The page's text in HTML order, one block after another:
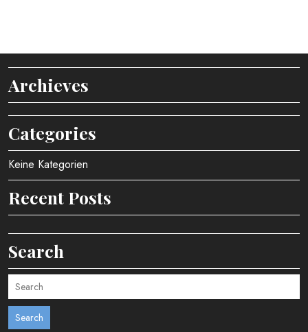
Archieves
Categories
Keine Kategorien
Recent Posts
Search
Search